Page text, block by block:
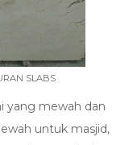
SLABS
yang mewah dan
untuk masjid,